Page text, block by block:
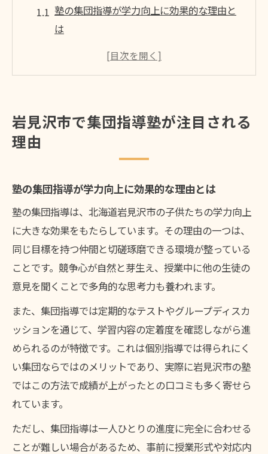
塾の集団指導が学力向上に効果的な理由と
は
岩見沢市で塾を選ぶ際に重視されるポイン
集団指導型の塾が注目される保護者の声
塾の集団指導がもたらす学習意欲の高まり
集団指導塾のメリットと特徴を詳しく解説
塾での仲間との切磋琢磨が学力向上の鍵
塾の集団指導が保護者に選ばれる安心感
集団指導型塾の魅力と選び方のコツ
塾独自の集団指導で子供の学力が伸びる理
由
集団指導塾が活用する効果的な学習法とは
塾の集団指導がモチベーションを高める工
夫
塾の集団指導が個性を伸ばす具体的な取り
岩見沢市で集団指導塾が注目される
理由
塾の集団指導が学力向上に効果的な理由とは
塾の集団指導は、北海道岩見沢市の子供たちの学力向上
に大きな効果をもたらしています。その理由の一つは、
同じ目標を持つ仲間と切磋琢磨できる環境が整っている
ことです。競争心が自然と芽生え、授業中に他の生徒の
意見を聞くことで多角的な思考力も養われます。
また、集団指導では定期的なテストやグループディスカ
ッションを通じて、学習内容の定着度を確認しながら進
められるのが特徴です。これは個別指導では得られにく
い集団ならではのメリットであり、実際に岩見沢市の塾
ではこの方法で成績が上がったとの口コミも多く寄せら
れています。
ただし、集団指導は一人ひとりの進度に完全に合わせる
ことが難しい場合があるため、事前に授業形式や対応内